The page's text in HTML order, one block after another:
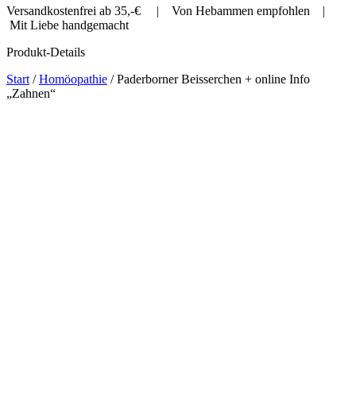
Versandkostenfrei ab 35,-€ | Von Hebammen empfohlen |
Mit Liebe handgemacht
Produkt-Details
Start /Homöopathie / Paderborner Beisserchen + online Info
„Zahnen“